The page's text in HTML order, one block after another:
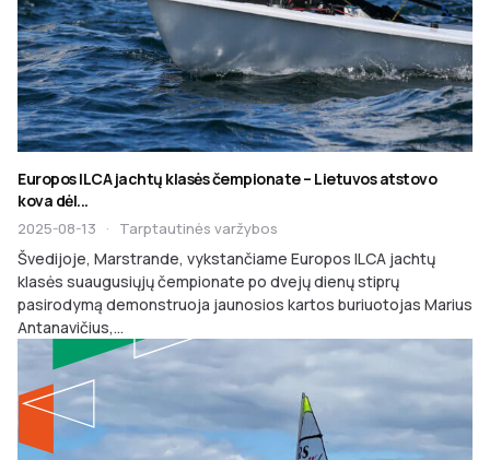
Europos ILCA jachtų klasės čempionate – Lietuvos atstovo
kova dėl...
2025-08-13 · Tarptautinės varžybos
Švedijoje, Marstrande, vykstančiame Europos ILCA jachtų
klasės suaugusiųjų čempionate po dvejų dienų stiprų
pasirodymą demonstruoja jaunosios kartos buriuotojas Marius
Antanavičius,...